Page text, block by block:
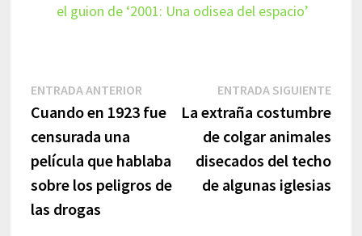
el guion de ‘2001: Una odisea del espacio’
Navegación
de
entradas
ENTRADA ANTERIOREntrada
anterior:
Cuando en 1923 fue
censurada una
película que hablaba
sobre los peligros de
las drogas
ENTRADA SIGUIENTE
La extraña costumbre
de colgar animales
disecados del techo
de algunas iglesias